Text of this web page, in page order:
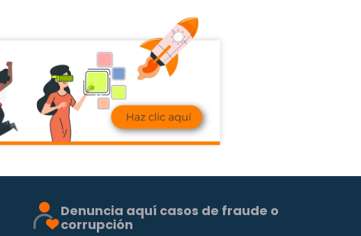
Denuncia aquí casos de fraude o
corrupción